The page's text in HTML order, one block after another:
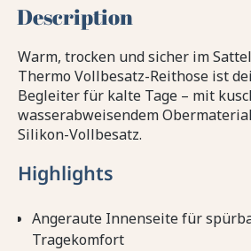
Description
Warm, trocken und sicher im
Thermo Vollbesatz-Reithose ist
Begleiter für kalte Tage – mit
wasserabweisendem
Silikon-Vollbesatz.
Highlights
Angeraute Innenseite für
Tragekomfort